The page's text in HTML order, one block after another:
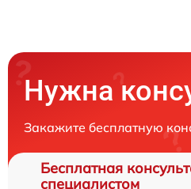
Нужна
Закажите бесплатную
Бесплатная
специалистом